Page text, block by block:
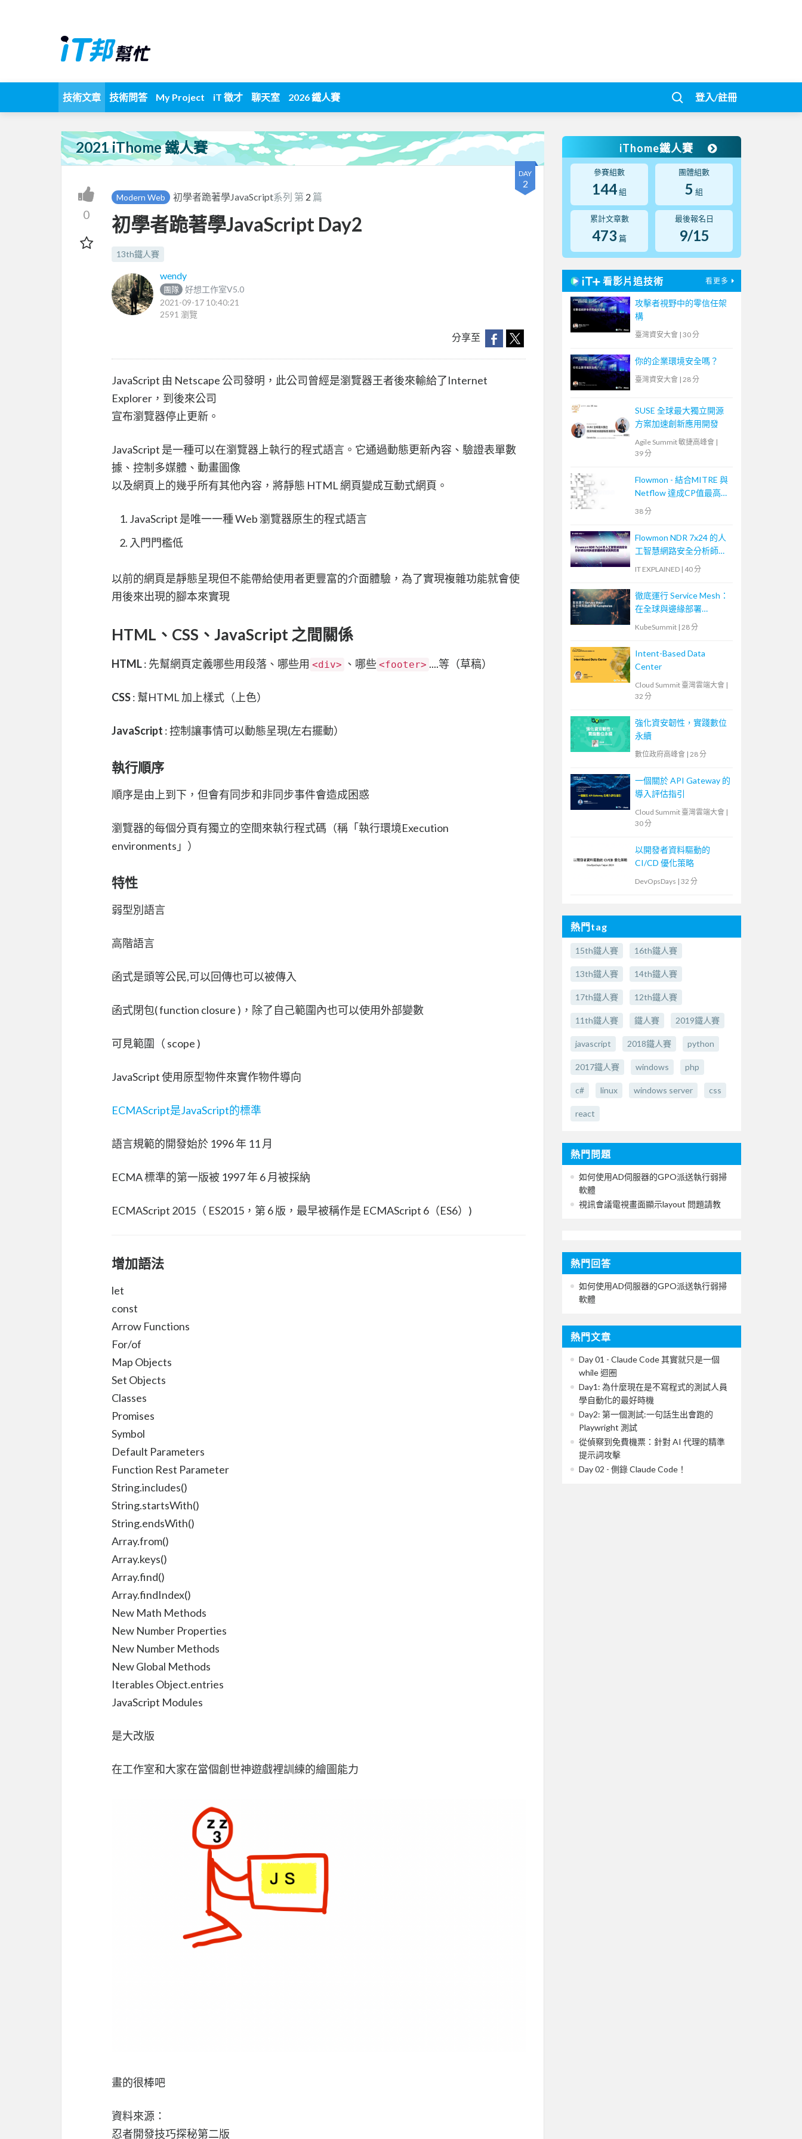
技術文章 技術問答 My Project iT 徵才 聊天室 2026 鐵人賽 登入/註冊
2021 iThome 鐵人賽
DAY
2
0
Modern Web 初學者跪著學JavaScript系列 第 2 篇
初學者跪著學JavaScript Day2
13th鐵人賽
wendy
團隊
好想工作室V5.0
2021-09-17 10:40:21
2591 瀏覽
分享至
JavaScript 由 Netscape 公司發明，此公司曾經是瀏覽器王者後來輸給了Internet
Explorer，到後來公司
宣布瀏覽器停止更新。
JavaScript 是一種可以在瀏覽器上執行的程式語言。它通過動態更新內容、驗證表單數
據、控制多媒體、動畫圖像
以及網頁上的幾乎所有其他內容，將靜態 HTML 網頁變成互動式網頁。
JavaScript 是唯一一種 Web 瀏覽器原生的程式語言
入門門檻低
以前的網頁是靜態呈現但不能帶給使用者更豐富的介面體驗，為了實現複雜功能就會使
用後來出現的腳本來實現
HTML、CSS、JavaScript 之間關係
HTML: 先幫網頁定義哪些用段落、哪些用 <div> 、哪些 <footer> ....等（草稿）
CSS: 幫HTML 加上樣式（上色）
JavaScript : 控制讓事情可以動態呈現(左右擺動）
執行順序
順序是由上到下，但會有同步和非同步事件會造成困惑
瀏覽器的每個分頁有獨立的空間來執行程式碼（稱「執行環境Execution
environments」）
特性
弱型別語言
高階語言
函式是頭等公民,可以回傳也可以被傳入
函式閉包( function closure )，除了自己範圍內也可以使用外部變數
可見範圍（ scope )
JavaScript 使用原型物件來實作物件導向
ECMAScript是JavaScript的標準
語言規範的開發始於 1996 年 11 月
ECMA 標準的第一版被 1997 年 6 月被採納
ECMAScript 2015（ ES2015，第 6 版，最早被稱作是 ECMAScript 6（ES6）)
增加語法
let
const
Arrow Functions
For/of
Map Objects
Set Objects
Classes
Promises
Symbol
Default Parameters
Function Rest Parameter
String.includes()
String.startsWith()
String.endsWith()
Array.from()
Array.keys()
Array.find()
Array.findIndex()
New Math Methods
New Number Properties
New Number Methods
New Global Methods
Iterables Object.entries
JavaScript Modules
是大改版
在工作室和大家在當個創世神遊戲裡訓練的繪圖能力
畫的很棒吧
資料來源：
忍者開發技巧探秘第二版
iThome鐵人賽
參賽組數
144組
團體組數
5 組
累計文章數
473 篇
最後報名日
9/15
看影片追技術 看更多
攻擊者視野中的零信任架
構
臺灣資安大會 | 30 分
你的企業環境安全嗎？
臺灣資安大會 | 28 分
SUSE 全球最大獨立開源
方案加速創新應用開發
Agile Summit 敏捷高峰會 |
39 分
Flowmon - 結合MITRE 與
Netflow 達成CP值最高的
資安事件應變手段
38 分
Flowmon NDR 7x24 的人
工智慧網路安全分析師如
何快速掌握網路偵測與回
IT EXPLAINED | 40 分
徹底運行 Service Mesh：
在全球與邊緣部署
KubeSummit | 28 分
Intent-Based Data
Center
Cloud Summit 臺灣雲端大會 |
32 分
強化資安韌性，實踐數位
永續
數位政府高峰會 | 28 分
一個關於 API Gateway 的
導入評估指引
Cloud Summit 臺灣雲端大會 |
30 分
以開發者資料驅動的
CI/CD 優化策略
DevOpsDays | 32 分
熱門tag
15th鐵人賽 16th鐵人賽
13th鐵人賽 14th鐵人賽
17th鐵人賽 12th鐵人賽
11th鐵人賽 鐵人賽 2019鐵人賽
javascript 2018鐵人賽 python
2017鐵人賽 windows php
c# linux windows server css
react
熱門問題
如何使用AD伺服器的GPO派送執行弱掃
軟體
視訊會議電視畫面顯示layout 問題請教
熱門回答
如何使用AD伺服器的GPO派送執行弱掃
軟體
熱門文章
Day 01 - Claude Code 其實就只是一個
while 迴圈
Day1: 為什麼現在是不寫程式的測試人員
學自動化的最好時機
Day2: 第一個測試:一句話生出會跑的
Playwright 測試
從偵察到免費機票：針對 AI 代理的精準
提示詞攻擊
Day 02 - 側錄 Claude Code！